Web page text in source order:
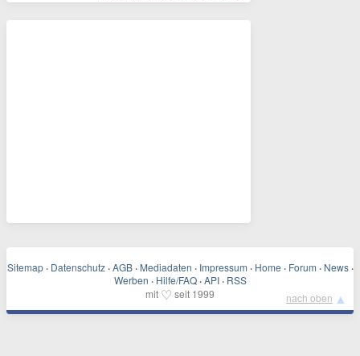
Sitemap · Datenschutz · AGB · Mediadaten · Impressum · Home · Forum · News ·
Werben · Hilfe/FAQ · API · RSS
mit ♡ seit 1999 nach oben ▲